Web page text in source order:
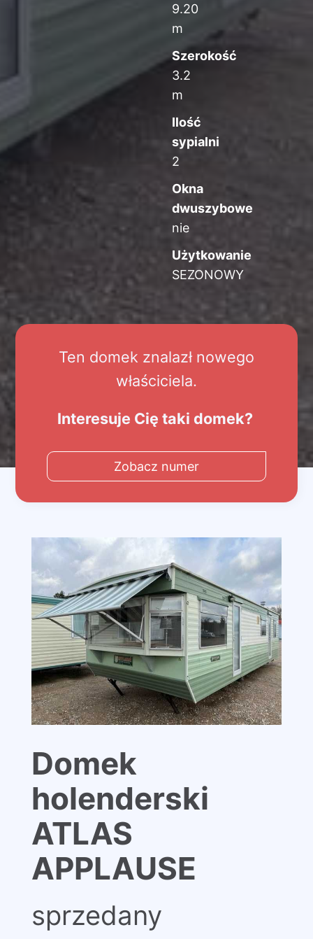
Ten domek znalazł nowego
właściciela.
Interesuje Cię taki domek?
Zobacz numer
9.20
m
Szerokość
3.2
m
Ilość
sypialni
2
Okna
dwuszybowe
nie
Użytkowanie
SEZONOWY
Domek
holenderski
ATLAS
APPLAUSE
sprzedany